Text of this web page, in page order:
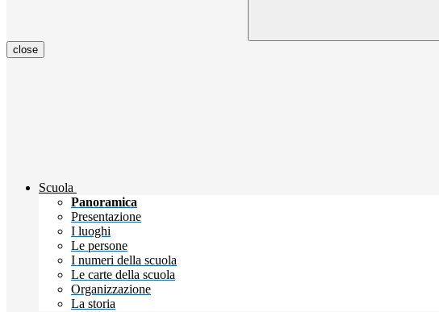
close
Scuola
Panoramica
Presentazione
I luoghi
Le persone
I numeri della scuola
Le carte della scuola
Organizzazione
La storia